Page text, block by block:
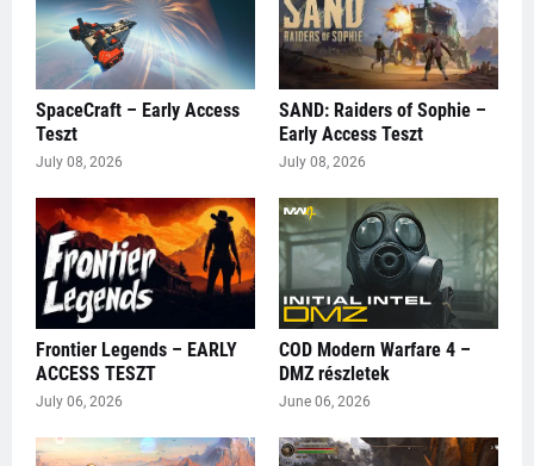
SpaceCraft – Early Access
Teszt
July 08, 2026
SAND: Raiders of Sophie –
Early Access Teszt
July 08, 2026
Frontier Legends – EARLY
ACCESS TESZT
July 06, 2026
COD Modern Warfare 4 –
DMZ részletek
June 06, 2026